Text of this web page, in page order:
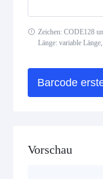
Standard 2 of 5
MSI Plessey
Pharmacode
Zeichen: CODE128
Länge: variable
Barcode
Vorschau